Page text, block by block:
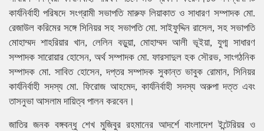
কার্যনির্বাহী পরিষদে সংগ্রামী সভাপতি মারুফ লিয়াকাত ও সাধারণ সম্পাদক মো.
রেজাউল করিমের সঙ্গে সিনিয়র সহ সভাপতি মো. সাইফুদ্দিন রাসেল, সহ সভাপতি
মোহাম্মদ শাহরিয়ার খান, লেলিন বড়ুয়া, মোহাম্মদ আলী ভূইয়া, যুগ্ম সাধারণ
সম্পাদক সারোয়ার হোসেন, অর্থ সম্পাদক মো. ফারসাদুল হক সৌরভ, সাংগঠনিক
সম্পাদক মো. সাবিত হোসেন, দপ্তর সম্পাদক সুকান্ত ভাবুক রোমান, সিনিয়র
কার্যনির্বাহী সদস্য মো. ফিরোজ আহমেদ, কার্যনির্বাহী সদস্য অরুপা দত্ত এবং
তাসনুভা আসলাম দায়িত্ব পালন করবেন।
জাতির জনক বঙ্গবন্ধু শেখ মুজিবুর রহমানের আদর্শে বাংলাদেশ ইন্টেরিয়র ও